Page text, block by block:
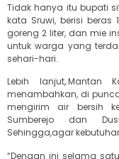
Tidak hanya itu bupati
kata Sruwi, berisi beras
goreng 2 liter, dan mie
untuk warga yang
sehari-hari.
Lebih lanjut,.Mantan
menambahkan, di
mengirim air bersih
Sumberejo dan
Sehingga,agar
“Dengan ini selama